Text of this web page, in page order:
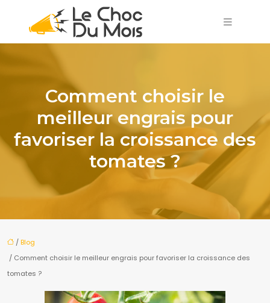
Comment choisir le
meilleur engrais pour
favoriser la croissance des
tomates ?
/Blog
/ Comment choisir le meilleur engrais pour favoriser la croissance des
tomates ?